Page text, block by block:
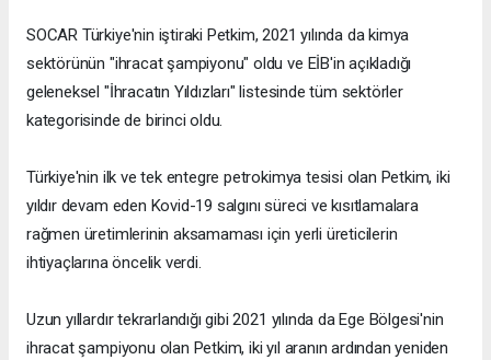
SOCAR Türkiye'nin iştiraki Petkim, 2021 yılında da kimya
sektörünün "ihracat şampiyonu" oldu ve EİB'in açıkladığı
geleneksel "İhracatın Yıldızları" listesinde tüm sektörler
kategorisinde de birinci oldu.
Türkiye'nin ilk ve tek entegre petrokimya tesisi olan Petkim, iki
yıldır devam eden Kovid-19 salgını süreci ve kısıtlamalara
rağmen üretimlerinin aksamaması için yerli üreticilerin
ihtiyaçlarına öncelik verdi.
Uzun yıllardır tekrarlandığı gibi 2021 yılında da Ege Bölgesi'nin
ihracat şampiyonu olan Petkim, iki yıl aranın ardından yeniden